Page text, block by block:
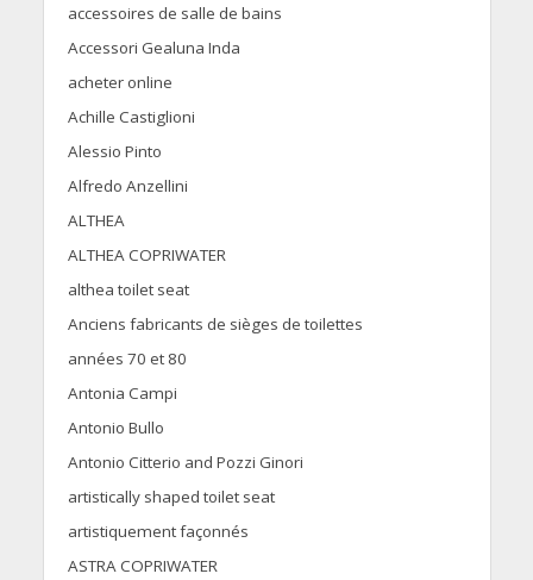
accessoires de salle de bains
Accessori Gealuna Inda
acheter online
Achille Castiglioni
Alessio Pinto
Alfredo Anzellini
ALTHEA
ALTHEA COPRIWATER
althea toilet seat
Anciens fabricants de sièges de toilettes
années 70 et 80
Antonia Campi
Antonio Bullo
Antonio Citterio and Pozzi Ginori
artistically shaped toilet seat
artistiquement façonnés
ASTRA COPRIWATER